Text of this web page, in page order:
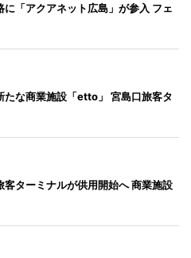
に「アクアネット広島」が参入 フェ
たな商業施設「etto」 宮島口旅客タ
客ターミナルが供用開始へ 商業施設